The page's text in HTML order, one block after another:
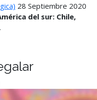
28 Septiembre 2020
del sur: Chile,